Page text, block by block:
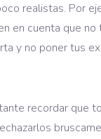
realistas. Por
en cuenta que
y no poner tus
recordar que